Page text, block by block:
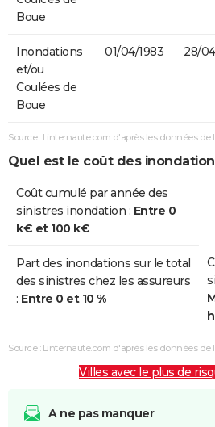
Boue
Inondations
et/ou
Coulées de
Boue
01/04/1983 28/
Source : Linternaute.com d'après les données de
Quel est le coût des
Coût cumulé par année des
sinistres inondation : Entre 0
k€ et 100 k€
Part des inondations sur le total
des sinistres chez les assureurs
: Entre 0 et 10 %
Source : Linternaute.com d'après les données de
Villes avec le plus de
A ne pas manquer